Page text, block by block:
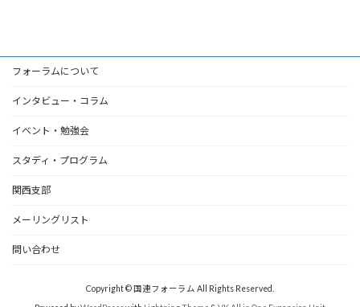
フォーラムについて
インタビュー・コラム
イベント・勉強会
スタディ・プログラム
関西支部
メーリングリスト
問い合わせ
Copyright © 国連フォーラム All Rights Reserved.